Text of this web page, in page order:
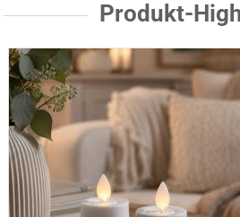
Produkt-